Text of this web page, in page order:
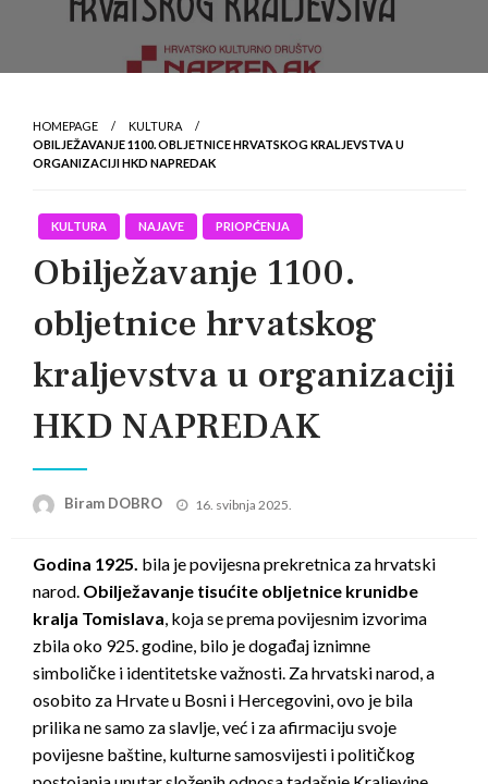
HOMEPAGE
KULTURA
OBILJEŽAVANJE 1100. OBLJETNICE HRVATSKOG KRALJEVSTVA U
ORGANIZACIJI HKD NAPREDAK
KULTURA NAJAVE PRIOPĆENJA
Obilježavanje 1100.
obljetnice hrvatskog
kraljevstva u organizaciji
HKD NAPREDAK
Biram DOBRO
Posted
16. svibnja 2025.
Godina 1925. bila je povijesna prekretnica za hrvatski
narod. Obilježavanje tisućite obljetnice krunidbe
kralja Tomislava, koja se prema povijesnim izvorima
zbila oko 925. godine, bilo je događaj iznimne
simboličke i identitetske važnosti. Za hrvatski narod, a
osobito za Hrvate u Bosni i Hercegovini, ovo je bila
prilika ne samo za slavlje, već i zaafirmaciju svoje
povijesne baštine, kulturne samosvijesti i političkog